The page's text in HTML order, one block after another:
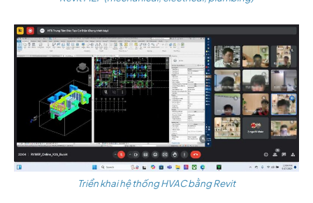
Triển khai hệ thống HVAC bằng Revit